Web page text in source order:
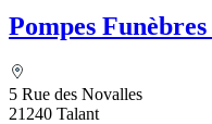
Pompes
5 Rue des Novalles
21240 Talant